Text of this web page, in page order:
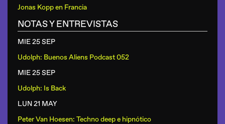
Jonas Koppen Francia
NOTAS Y ENTREVISTAS
MIE 25 SEP
Udolph: Buenos Aliens Podcast 052
MIE 25 SEP
Udolph: Is Back
LUN 21 MAY
Peter Van Hoesen: Techno deep e hipnótico